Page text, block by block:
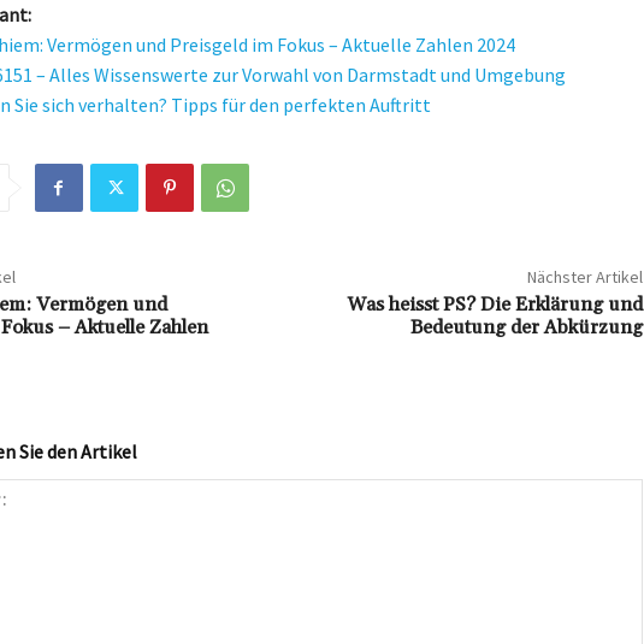
Vermögen und Preisgeld im Fokus – Aktuelle Zahlen 2024
– Alles Wissenswerte zur Vorwahl von Darmstadt und Umgebung
Sie sich verhalten? Tipps für den perfekten Auftritt
Vermögen und
– Aktuelle Zahlen
Nächster Artikel
Was heisst PS? Die Erklärung und
Bedeutung der Abkürzung
Sie den Artikel